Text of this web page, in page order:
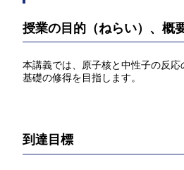
授業の目的（ねらい）、概
本講義では、原子核と中性子の反
基礎の修得を目指します。
到達目標